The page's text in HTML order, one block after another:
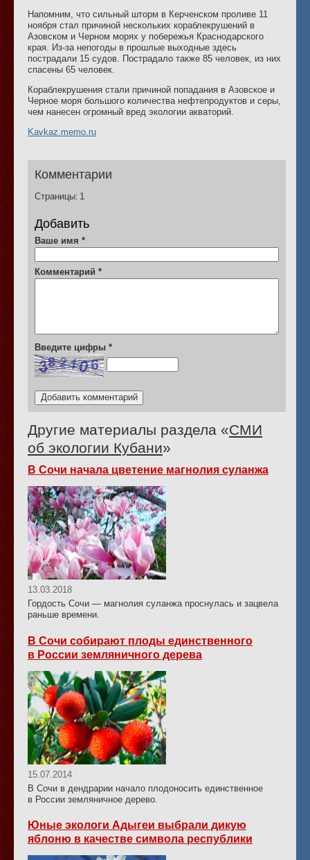
Напомним, что сильный шторм в Керченском проливе 11
ноября стал причиной нескольких кораблекрушений в
Азовском и Черном морях у побережья Краснодарского
края. Из-за непогоды в прошлые выходные здесь
пострадали 15 судов. Пострадало также 85 человек, из них
спасены 65 человек.
Кораблекрушения стали причиной попадания в Азовское и
Черное моря большого количества нефтепродуктов и серы,
чем нанесен огромный вред экологии акваторий.
Kavkaz.memo.ru
Комментарии
Страницы: 1
Добавить
Ваше имя *
Комментарий *
Введите цифры *
Другие материалы раздела «СМИ
об экологии Кубани»
В Сочи начала цветение магнолия суланжа
13.03.2018
Гордость Сочи — магнолия суланжа проснулась и зацвела
раньше времени.
В Сочи собирают плоды единственного
в России земляничного дерева
15.07.2014
В Сочи в дендрарии начало плодоносить единственное
в России земляничное дерево.
Юные экологи Адыгеи выбрали дикую
яблоню в качестве символа республики